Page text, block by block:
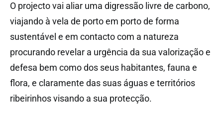
O projecto vai aliar uma digressão livre de carbono,
viajando à vela de porto em porto de forma
sustentável e em contacto com a natureza
procurando revelar a urgência da sua valorização e
defesa bem como dos seus habitantes, fauna e
flora, e claramente das suas águas e territórios
ribeirinhos visando a sua protecção.